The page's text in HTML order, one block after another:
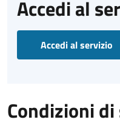
Accedi al
Accedi al servizio
Condizioni